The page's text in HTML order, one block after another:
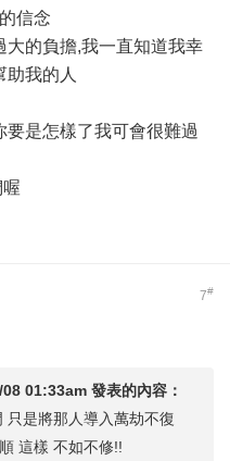
信念
大的負擔,我一直知道我幸
我的人
是怎樣了我可會很難過
7#
01:33am 發表的內容：
只是將那人導入萬劫不復
這樣 不如不修!!